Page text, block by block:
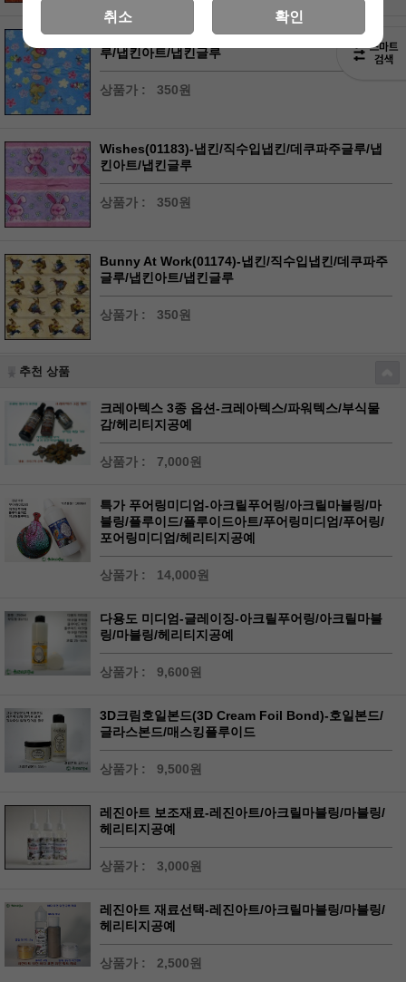
Lillebi(Blue-01223)-냅킨/직수입냅킨/데쿠파주글
루/냅킨아트/냅킨글루
상품가 : 350원
Wishes(01183)-냅킨/직수입냅킨/데쿠파주글루/냅
킨아트/냅킨글루
상품가 : 350원
Bunny At Work(01174)-냅킨/직수입냅킨/데쿠파주
글루/냅킨아트/냅킨글루
상품가 : 350원
추천 상품
크레아텍스 3종 옵션-크레아텍스/파워텍스/부식물
감/헤리티지공예
상품가 : 7,000원
특가 푸어링미디엄-아크릴푸어링/아크릴마블링/마
블링/플루이드/플루이드아트/푸어링미디엄/푸어링/
포어링미디엄/헤리티지공예
상품가 : 14,000원
다용도 미디엄-글레이징-아크릴푸어링/아크릴마블
링/마블링/헤리티지공예
상품가 : 9,600원
3D크림호일본드(3D Cream Foil Bond)-호일본드/
글라스본드/매스킹플루이드
상품가 : 9,500원
레진아트 보조재료-레진아트/아크릴마블링/마블링/
헤리티지공예
상품가 : 3,000원
레진아트 재료선택-레진아트/아크릴마블링/마블링/
헤리티지공예
상품가 : 2,500원
취소 확인